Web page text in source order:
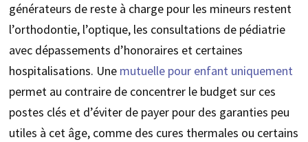
générateurs de reste à charge pour les mineurs restent
l’orthodontie, l’optique, les consultations de pédiatrie
avec dépassements d’honoraires et certaines
hospitalisations. Une mutuelle pour enfant uniquement
permet au contraire de concentrer le budget sur ces
postes clés et d’éviter de payer pour des garanties peu
utiles à cet âge, comme des cures thermales ou certains